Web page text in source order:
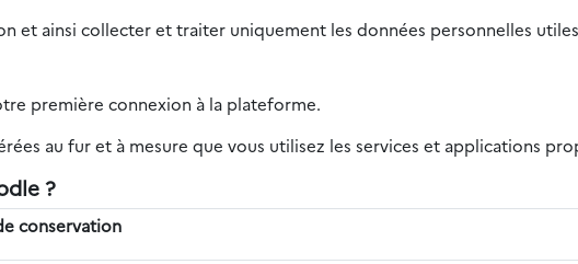
et ainsi collecter et traiter uniquement les données personnelles
première connexion à la plateforme.
au fur et à mesure que vous utilisez les services et applications
?
conservation